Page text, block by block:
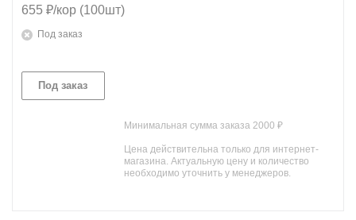
655 ₽/кор (100шт)
Под заказ
Под заказ
Минимальная сумма заказа 2000 ₽
Цена действительна только для интернет-
магазина. Актуальную цену и количество
необходимо уточнить у менеджеров.